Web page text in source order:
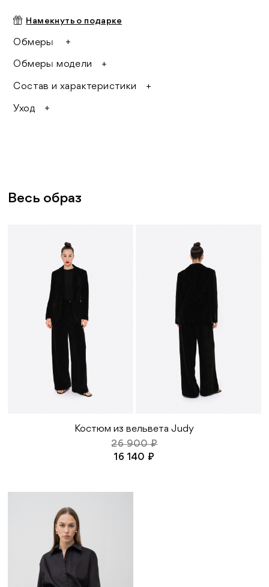
Намекнуть о подарке
Обмеры
Ширина: 10 см
Обмеры модели
Состав и характеристики
Уход
сдавать в химчистку
Рекомендуется избегать сильного и
Весь образ
Костюм из вельвета Judy
26 900 ₽
16 140 ₽